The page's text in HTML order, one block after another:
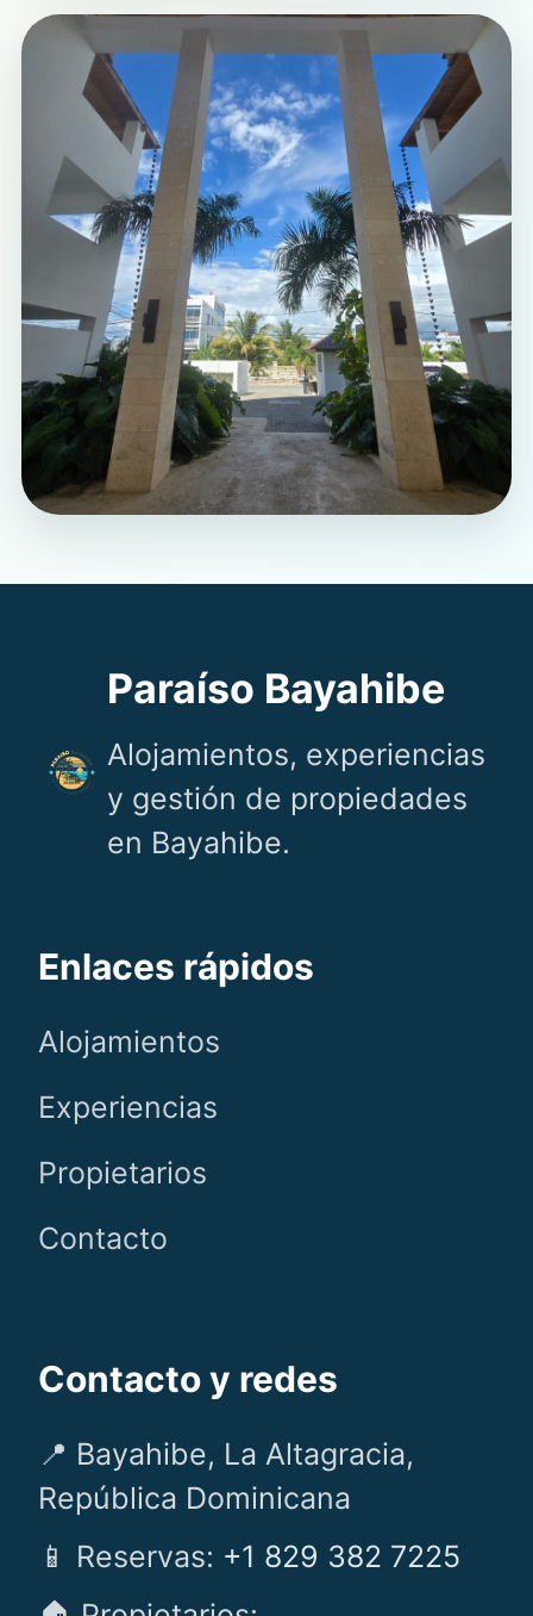
Paraíso Bayahibe
Alojamientos, experiencias
y gestión de propiedades
en Bayahibe.
Enlaces rápidos
Alojamientos
Experiencias
Propietarios
Contacto
Contacto y redes
📍 Bayahibe, La Altagracia,
República Dominicana
📱 Reservas: +1 829 382 7225